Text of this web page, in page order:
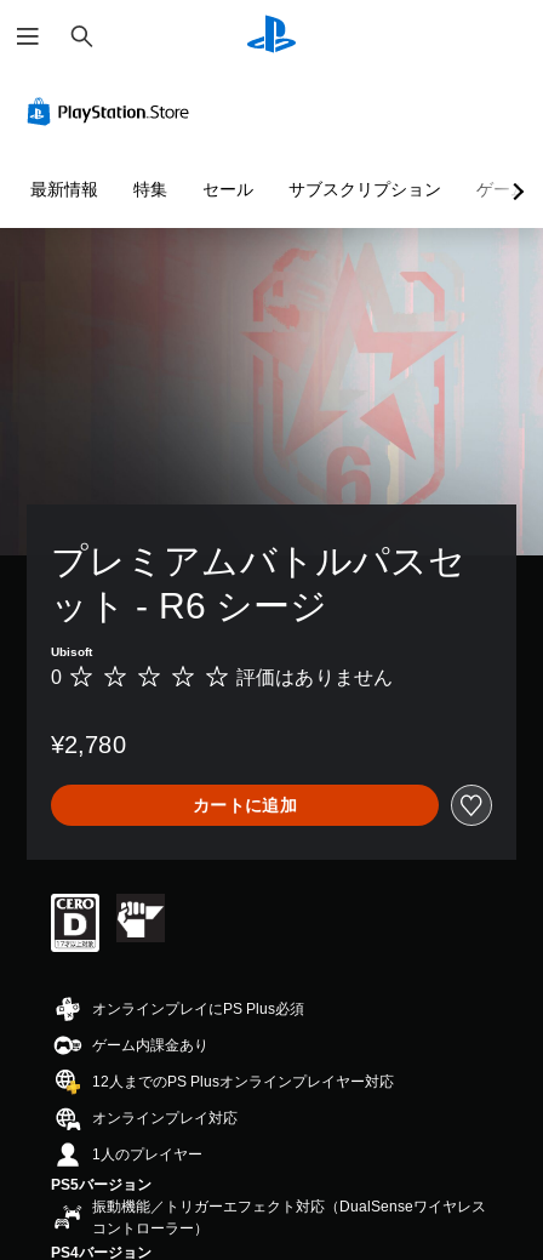
索
最新情報 特集 セール サブスクリプション ゲーム
プレミアムバトルパスセ
ット - R6 シージ
Ubisoft
評
あ
ま
せ
ん
0 評価はありません
¥2,780
カートに追加
オンラインプレイにPS Plus必須
ゲーム内課金あり
12人までのPS Plusオンラインプレイヤー対応
オンラインプレイ対応
1人のプレイヤー
PS5バージョン
振動機能／トリガーエフェクト対応（DualSenseワイヤレス
コントローラー）
PS4バージョン